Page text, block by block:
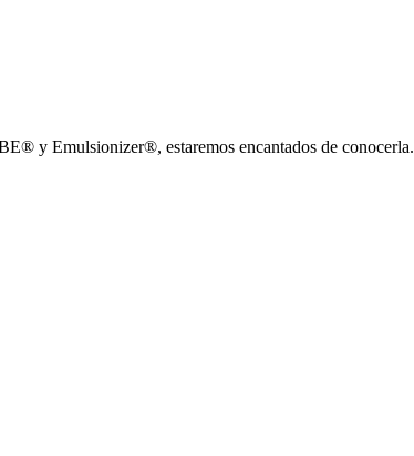
y Emulsionizer®, estaremos encantados de conocerla.